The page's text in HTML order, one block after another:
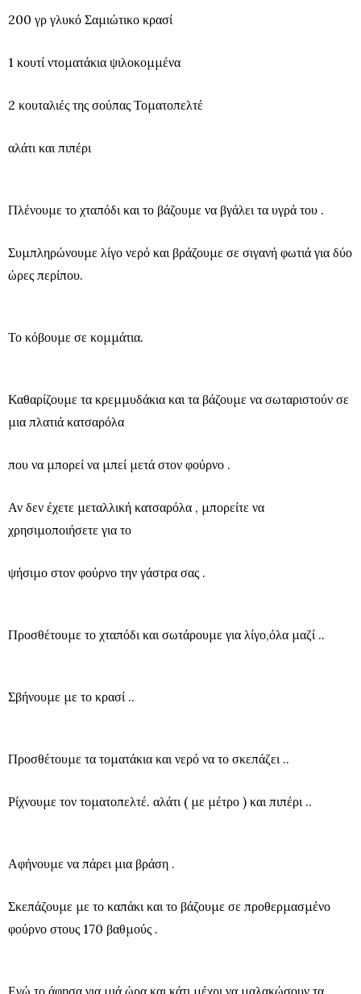
200 γρ γλυκό Σαμιώτικο κρασί
1 κουτί ντοματάκια ψιλοκομμένα
2 κουταλιές της σούπας Τοματοπελτέ
αλάτι και πιπέρι
Πλένουμε το χταπόδι και το βάζουμε να βγάλει τα υγρά του .
Συμπληρώνουμε λίγο νερό και βράζουμε σε σιγανή φωτιά για δύο
ώρες περίπου.
Το κόβουμε σε κομμάτια.
Καθαρίζουμε τα κρεμμυδάκια και τα βάζουμε να σωταριστούν σε
μια πλατιά κατσαρόλα
που να μπορεί να μπεί μετά στον φούρνο .
Αν δεν έχετε μεταλλική κατσαρόλα , μπορείτε να
χρησιμοποιήσετε για το
ψήσιμο στον φούρνο την γάστρα σας .
Προσθέτουμε το χταπόδι και σωτάρουμε για λίγο,όλα μαζί ..
Σβήνουμε με το κρασί ..
Προσθέτουμε τα τοματάκια και νερό να το σκεπάζει ..
Ρίχνουμε τον τοματοπελτέ. αλάτι ( με μέτρο ) και πιπέρι ..
Αφήνουμε να πάρει μια βράση .
Σκεπάζουμε με το καπάκι και το βάζουμε σε προθερμασμένο
φούρνο στους 170 βαθμούς .
Εγώ το άφησα για μιά ώρα και κάτι μέχρι να μαλακώσουν τα